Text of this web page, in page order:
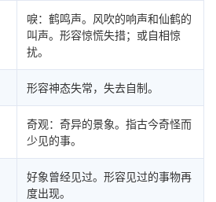
唳：鹤鸣声。风吹的响声和仙鹤的
叫声。形容惊慌失措；或自相惊
扰。
形容神态失常，失去自制。
奇观：奇异的景象。指古今奇怪而
少见的事。
好象曾经见过。形容见过的事物再
度出现。